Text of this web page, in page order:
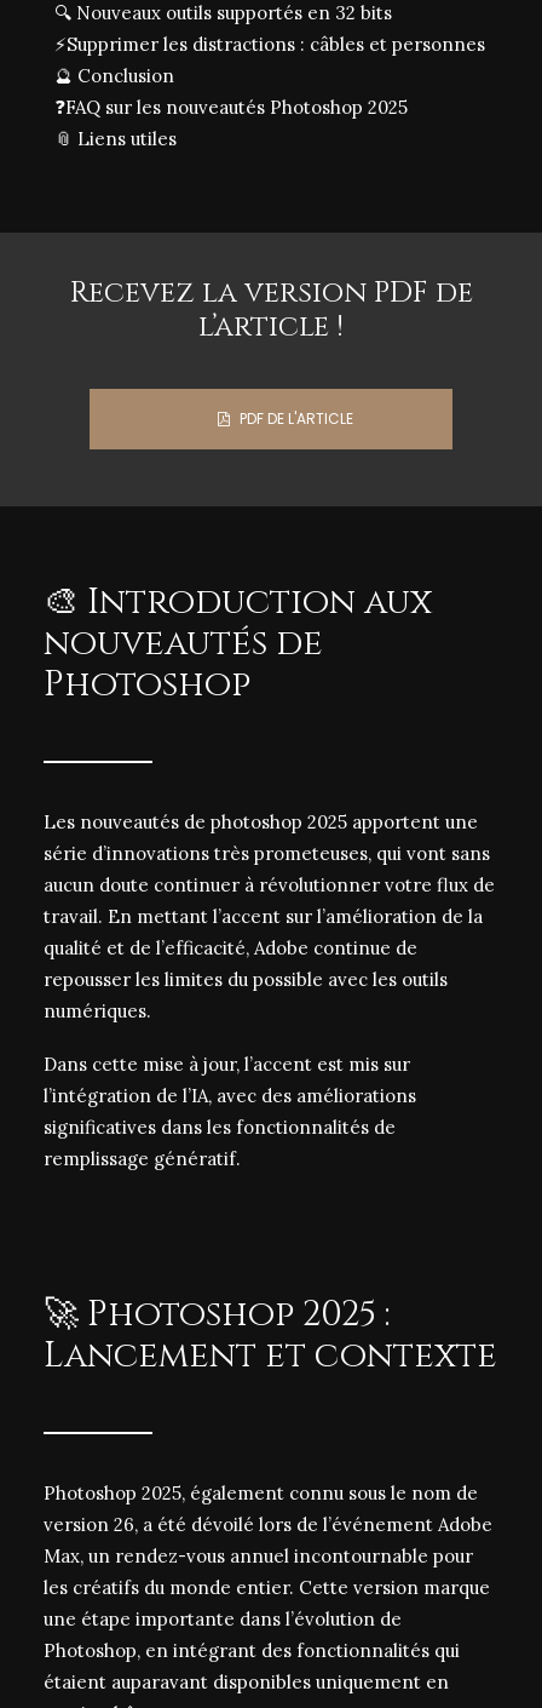
🔍 Nouveaux outils supportés en 32 bits
⚡Supprimer les distractions : câbles et personnes
🔮 Conclusion
❓FAQ sur les nouveautés Photoshop 2025
📎 Liens utiles
Recevez la version PDF de
l’article !
PDF DE L'ARTICLE
🎨 Introduction aux
nouveautés de
Photoshop
Les nouveautés de photoshop 2025 apportent une
série d’innovations très prometeuses, qui vont sans
aucun doute continuer à révolutionner votre flux de
travail. En mettant l’accent sur l’amélioration de la
qualité et de l’efficacité, Adobe continue de
repousser les limites du possible avec les outils
numériques.
Dans cette mise à jour, l’accent est mis sur
l’intégration de l’IA, avec des améliorations
significatives dans les fonctionnalités de
remplissage génératif.
🚀 Photoshop 2025 :
Lancement et contexte
Photoshop 2025, également connu sous le nom de
version 26, a été dévoilé lors de l’événement Adobe
Max, un rendez-vous annuel incontournable pour
les créatifs du monde entier. Cette version marque
une étape importante dans l’évolution de
Photoshop, en intégrant des fonctionnalités qui
étaient auparavant disponibles uniquement en